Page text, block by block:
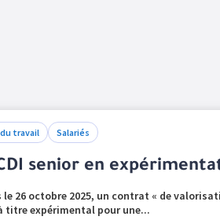
travail Salariés
senior en
le 26 octobre 2025, un contrat « de
titre expérimental pour une...